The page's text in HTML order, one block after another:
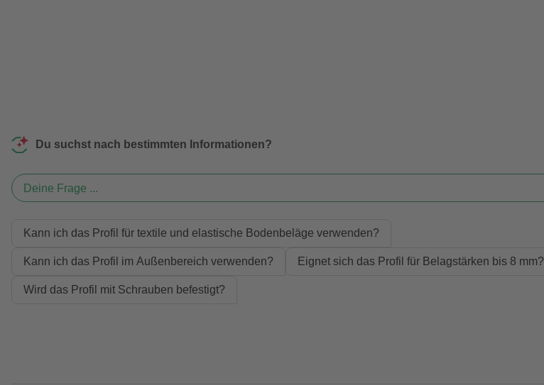
Du suchst nach bestimmten Informationen?
Deine Frage ...
Kann ich das Profil für textile und elastische Bodenbeläge verwenden?
Kann ich das Profil im Außenbereich verwenden? Eignet sich das Profil für Belagstärken bis 8 mm?
Wird das Profil mit Schrauben befestigt?